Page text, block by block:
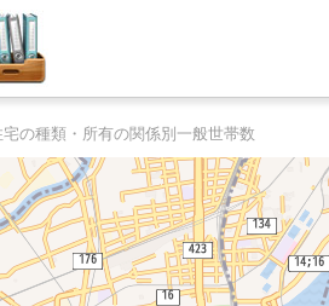
宅の種類・所有の関係別一般世帯数